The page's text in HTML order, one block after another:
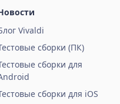
Vivaldi
сборки (ПК)
сборки для
сборки для iOS